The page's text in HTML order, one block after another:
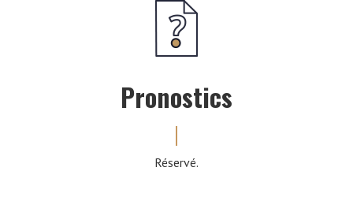
Pronostics
Réservé.